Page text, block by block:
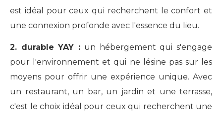
est idéal pour ceux qui recherchent le confort et
une connexion profonde avec l'essence du lieu.
2. durable YAY : un hébergement qui s'engage
pour l'environnement et qui ne lésine pas sur les
moyens pour offrir une expérience unique. Avec
un restaurant, un bar, un jardin et une terrasse,
c'est le choix idéal pour ceux qui recherchent une